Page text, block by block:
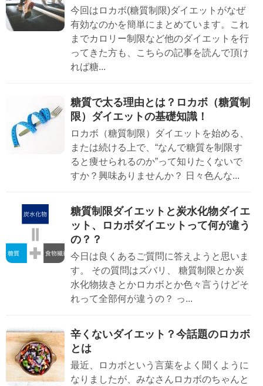
今回はロカボ(糖質制限)ダイエットがなぜ
有効なのかを簡単にまとめています。これ
までカロリー制限など他のダイエットを行
ってきた方も、こちらの記事を読んで頂け
れば糖...
糖質で太る理由とは？ロカボ（糖質制
限）ダイエットの基礎知識！
ロカボ（糖質制限）ダイエットを始める、
または続ける上で、“なんで糖質を制限す
ると痩せられるのか”って知りたくないで
すか？興味ありませんか？ 日々色んな...
糖質制限ダイエットと炭水化物ダイエ
ット、ロカボダイエットって何が違う
の？？
今日は良くあるご質問に答えようと思いま
す。 その質問はズバリ、 糖質制限とか炭
水化物抜きとかロカボとか色々言うけどそ
れって全部何が違うの？ っ...
辛くないダイエット？今話題のロカボ
とは
最近、ロカボという言葉をよく聞くように
なりましたが、みなさんロカボのちゃんと